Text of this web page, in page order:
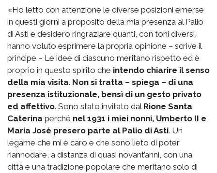
«Ho letto con attenzione le diverse posizioni emerse
in questi giorni a proposito della mia presenza al Palio
di Asti e desidero ringraziare quanti, con toni diversi,
hanno voluto esprimere la propria opinione – scrive il
principe – Le idee di ciascuno meritano rispetto ed è
proprio in questo spirito che intendo chiarire il senso
della mia visita. Non si tratta – spiega – di una
presenza istituzionale, bensì di un gesto privato
ed affettivo. Sono stato invitato dal Rione Santa
Caterina perché nel 1931 i miei nonni, Umberto II e
Maria Josè presero parte al Palio di Asti. Un
legame che mi è caro e che sono lieto di poter
riannodare, a distanza di quasi novant’anni, con una
città e una tradizione popolare che meritano solo di